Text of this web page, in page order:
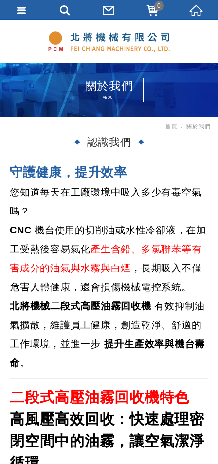
關於我們
ABOUT
首頁 關於我們
認識我們
守護健康，提升效率
您知道每天在工廠環境中吸入多少有毒空氣
嗎？
CNC 機台使用的切削油或水性冷卻液，在加
工受熱後容易氣化產生含鉛、多氯聯苯等有
害成分的油氣與水霧與白煙 ，長期吸入不僅
危害人體健康，還會損傷機械電控系統。
北將機械二段式高壓油霧回收機 有效抑制油
氣擴散，維護員工健康，創造乾淨、舒適的
工作環境，並進一步 提升生產效率與機台壽
命。
二段式高壓油霧回收機特色
高風壓高效回收 ：快速處理密
閉空間中的油霧，讓空氣潔淨
0